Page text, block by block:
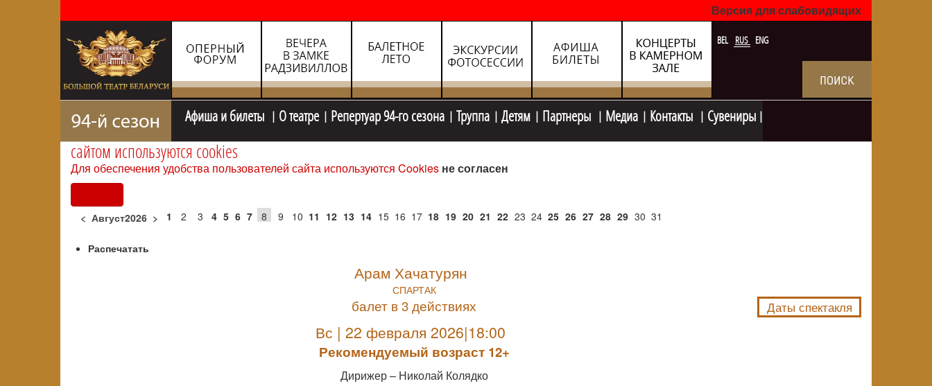
Версия для слабовидящих
BEL RUS ENG
Афиша и билеты О театре Репертуар 94-го сезона Труппа Детям Партнеры Медиа Контакты Сувениры
сайтом используются cookies
Для обеспечения удобства пользователей сайта используются Cookies не согласен
< Август2026 > 1 2 3 4 5 6 7 8 9 10 11 12 13 14 15 16 17 18 19 20 21 22 23 24 25 26 27 28 29 30 31
Распечатать
Арам Хачатурян
СПАРТАК
балет в 3 действиях
Вс | 22 февраля 2026|18:00
Рекомендуемый возраст 12+
Дирижер – Николай Колядко
Даты спектакля